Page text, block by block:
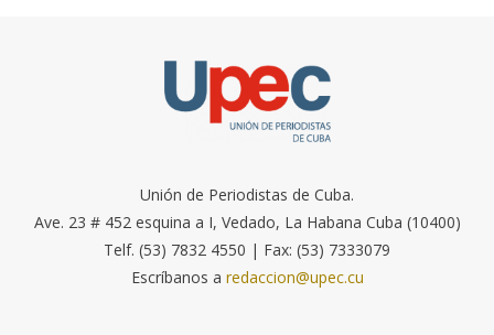
Unión de Periodistas de Cuba.
Ave. 23 # 452 esquina a I, Vedado, La Habana Cuba (10400)
Telf. (53) 7832 4550 | Fax: (53) 7333079
Escríbanos a redaccion@upec.cu